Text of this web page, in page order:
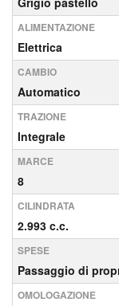
ALIMENTAZIONE
Elettrica
CAMBIO
Automatico
TRAZIONE
Integrale
MARCE
8
CILINDRATA
2.993 c.c.
SPESE
Passaggio di
OMOLOGAZIONE